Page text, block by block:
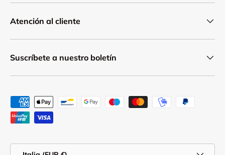
Atención al cliente
Suscríbete a nuestro boletín
Formas de pago aceptadas